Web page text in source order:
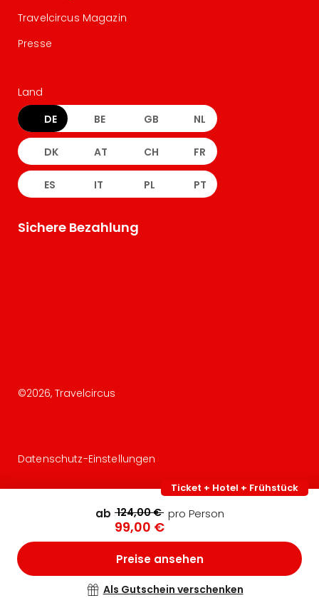
Ticket + Hotel + Frühstück
ab 124,00 €
99,00 €
pro Person
Preise ansehen
Als Gutschein verschenken
Travelcircus Magazin
Presse
Land
DE BE GB NL
DK AT CH FR
ES IT PL PT
Sichere Bezahlung
©2026, Travelcircus
Datenschutz-Einstellungen